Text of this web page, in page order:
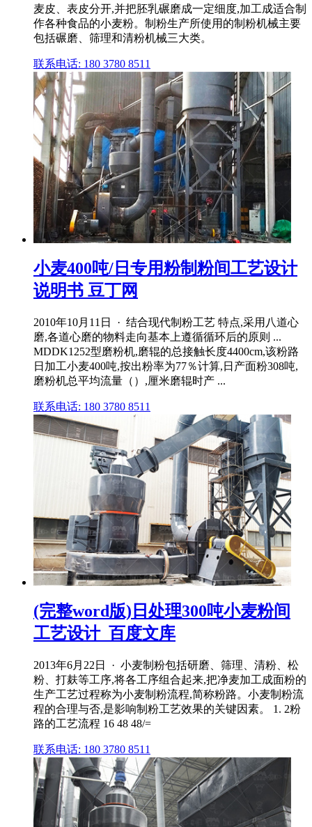
麦皮、表皮分开,并把胚乳碾磨成一定细度,加工成适合制
作各种食品的小麦粉。制粉生产所使用的制粉机械主要
包括碾磨、筛理和清粉机械三大类。
联系电话: 180 3780 8511
小麦400吨/日专用粉制粉间工艺设计
说明书 豆丁网
2010年10月11日 · 结合现代制粉工艺 特点,采用八道心
磨,各道心磨的物料走向基本上遵循循环后的原则 ...
MDDK1252型磨粉机,磨辊的总接触长度4400cm,该粉路
日加工小麦400吨,按出粉率为77％计算,日产面粉308吨,
磨粉机总平均流量（）,厘米磨辊时产 ...
联系电话: 180 3780 8511
(完整word版)日处理300吨小麦粉间
工艺设计_百度文库
2013年6月22日 · 小麦制粉包括研磨、筛理、清粉、松
粉、打麸等工序,将各工序组合起来,把净麦加工成面粉的
生产工艺过程称为小麦制粉流程,简称粉路。小麦制粉流
程的合理与否,是影响制粉工艺效果的关键因素。 1. 2粉
路的工艺流程 16 48 48/=
联系电话: 180 3780 8511